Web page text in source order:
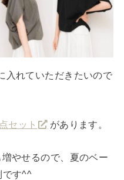
入れていただきたいので
セット があります。
やせるので、夏のベー
です^^